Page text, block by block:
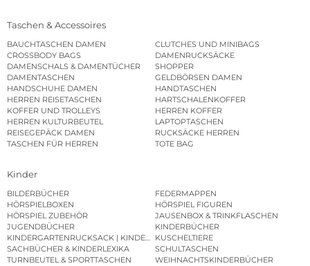
Taschen & Accessoires
BAUCHTASCHEN DAMEN
CLUTCHES UND MINIBAGS
CROSSBODY BAGS
DAMENRUCKSÄCKE
DAMENSCHALS & DAMENTÜCHER
SHOPPER
DAMENTASCHEN
GELDBÖRSEN DAMEN
HANDSCHUHE DAMEN
HANDTASCHEN
HERREN REISETASCHEN
HARTSCHALENKOFFER
KOFFER UND TROLLEYS
HERREN KOFFER
HERREN KULTURBEUTEL
LAPTOPTASCHEN
REISEGEPÄCK DAMEN
RUCKSÄCKE HERREN
TASCHEN FÜR HERREN
TOTE BAG
Kinder
BILDERBÜCHER
FEDERMAPPEN
HÖRSPIELBOXEN
HÖRSPIEL FIGUREN
HÖRSPIEL ZUBEHÖR
JAUSENBOX & TRINKFLASCHEN
JUGENDBÜCHER
KINDERBÜCHER
KINDERGARTENRUCKSACK | KINDERGARTENBEUTEL
KUSCHELTIERE
SACHBÜCHER & KINDERLEXIKA
SCHULTASCHEN
TURNBEUTEL & SPORTTASCHEN
WEIHNACHTSKINDERBÜCHER